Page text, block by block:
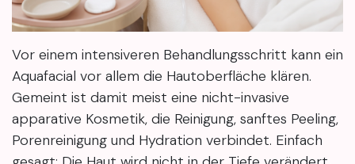
Vor einem intensiveren Behandlungsschritt kann ein
Aquafacial vor allem die Hautoberfläche klären.
Gemeint ist damit meist eine nicht-invasive
apparative Kosmetik, die Reinigung, sanftes Peeling,
Porenreinigung und Hydration verbindet. Einfach